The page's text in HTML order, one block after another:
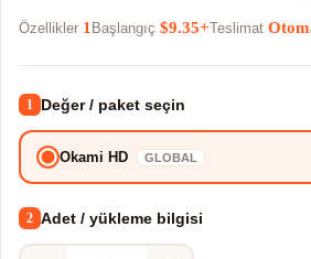
Özellikler 1 Başlangıç $9.35+Teslimat
1 Değer / paket seçin
Okami HD GLOBAL
2 Adet / yükleme bilgisi